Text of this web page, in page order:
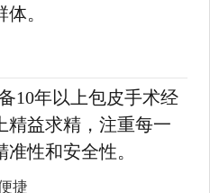
。
10年以上包皮手术经
精益求精，注重每一
性和安全性。
捷